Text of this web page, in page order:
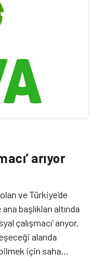
arıyor
ve Türkiye’de
başlıkları altında
çalışmacı’ arıyor.
alanda
için saha